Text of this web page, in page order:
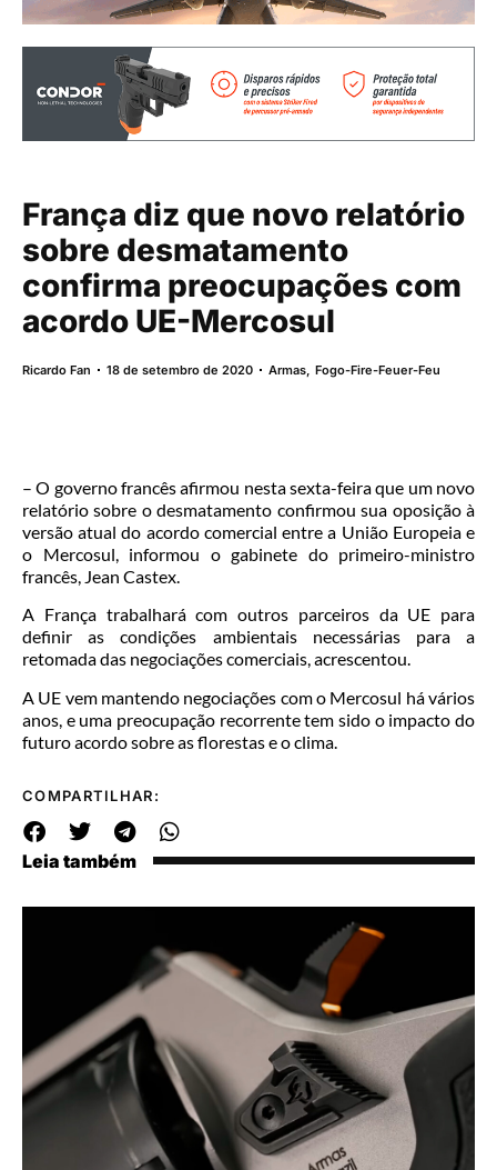
França diz que novo relatório
sobre desmatamento
confirma preocupações com
acordo UE-Mercosul
Ricardo Fan 18 de setembro de 2020 Armas,Fogo-Fire-Feuer-Feu
– O governo francês afirmou nesta sexta-feira que um novo
relatório sobre o desmatamento confirmou sua oposição à
versão atual do acordo comercial entre a União Europeia e
o Mercosul, informou o gabinete do primeiro-ministro
francês, Jean Castex.
A França trabalhará com outros parceiros da UE para
definir as condições ambientais necessárias para a
retomada das negociações comerciais, acrescentou.
A UE vem mantendo negociações com o Mercosul há vários
anos, e uma preocupação recorrente tem sido o impacto do
futuro acordo sobre as florestas e o clima.
COMPARTILHAR:
Leia também